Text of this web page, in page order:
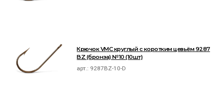
Крючок VMC круглый с коротким цевьём 9287
BZ (бронза) №10 (10шт)
арт.: 9287BZ-10-D